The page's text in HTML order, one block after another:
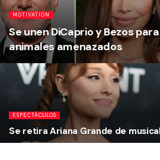
MOTIVATION
Se unen DiCaprio y Bezos
animales amenazados
ESPECTÁCULOS
Se retira Ariana Grande de musical